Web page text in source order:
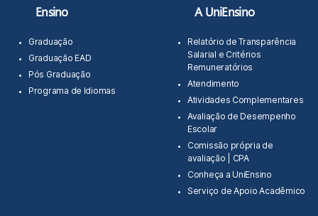
Ensino
Graduação
Graduação EAD
Pós Graduação
Programa de Idiomas
A UniEnsino
Relatório de Transparência
Salarial e Critérios
Remuneratórios
Atendimento
Atividades Complementares
Avaliação de Desempenho
Escolar
Comissão própria de
avaliação | CPA
Conheça a UniEnsino
Serviço de Apoio Acadêmico